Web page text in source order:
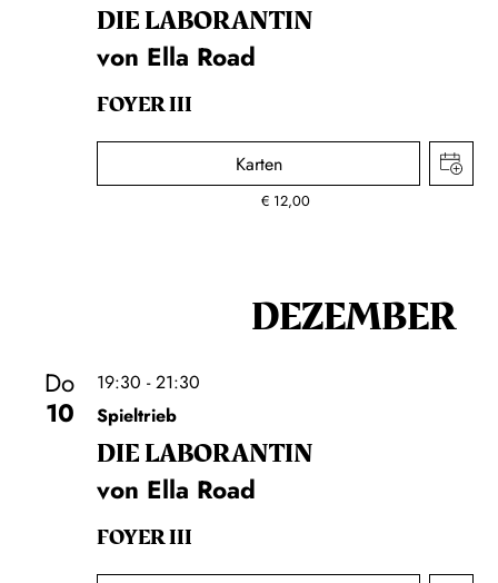
DIE LA­BO­RAN­TIN
von Ella Road
FOYER III
Karten
€ 12,00
DEZEMBER
Do
10
19:30 - 21:30
Spieltrieb
DIE LA­BO­RAN­TIN
von Ella Road
FOYER III